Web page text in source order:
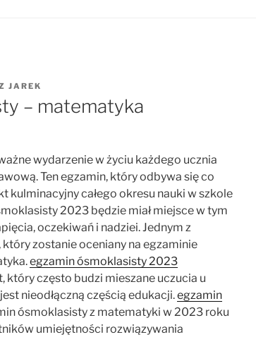
JAREK
– matematyka
wydarzenie w życiu każdego ucznia
Ten egzamin, który odbywa się co
kulminacyjny całego okresu nauki w szkole
2023 będzie miał miejsce w tym
oczekiwań i nadziei. Jednym z
zostanie oceniany na egzaminie
egzamin ósmoklasisty 2023
który często budzi mieszane uczucia u
nieodłączną częścią edukacji.egzamin
ósmoklasisty z matematyki w 2023 roku
umiejętności rozwiązywania